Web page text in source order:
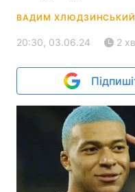
ВАДИМ ХЛЮДЗИНСЬКИЙ
20:30, 03.06.24 2